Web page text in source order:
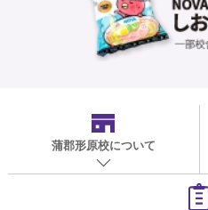
蒲郡形原校について